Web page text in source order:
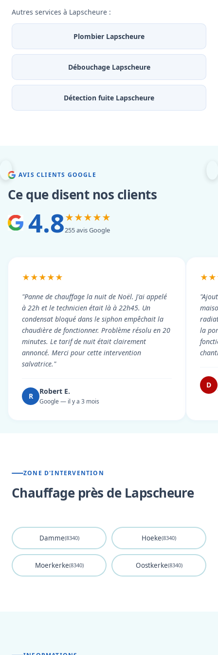
Autres services à Lapscheure :
Plombier Lapscheure
Débouchage Lapscheure
Détection fuite Lapscheure
AVIS CLIENTS GOOGLE
Ce que disent nos clients
4.8★★★★★
255 avis Google
★★★★★
"Panne de chauffage la nuit de Noël. J'ai appelé
à 22h et le technicien était là à 22h45. Un
condensat bloqué dans le siphon empêchait la
chaudière de fonctionner. Problème résolu en 20
minutes. Le tarif de nuit était clairement
annoncé. Merci pour cette intervention
salvatrice."
R
Robert E.
Google — il y a 3 mois
la
D
ZONE D'INTERVENTION
Chauffage près de Lapscheure
Damme(8340) Hoeke(8340)
Moerkerke(8340) Oostkerke(8340)